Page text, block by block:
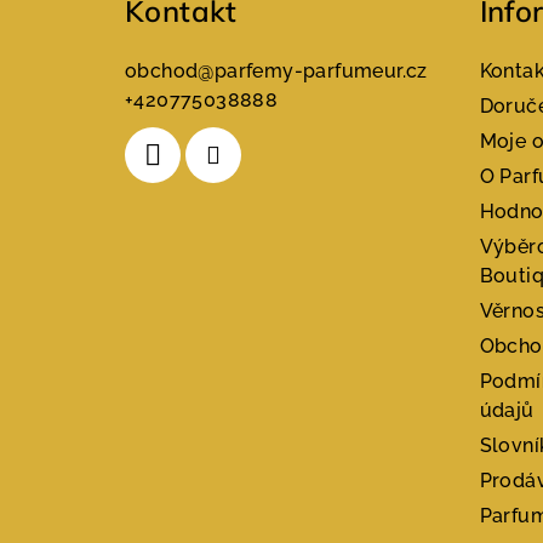
Kontakt
obchod@parfemy-parfumeur.cz
+420775038888
Moje
O
údajů